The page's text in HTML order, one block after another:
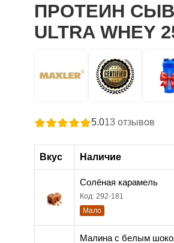
ПРОТЕИН
ULTRA WHEY
5.013отзывов
Вкус Наличие
Солёная карамель
Код: 292-181
Мало
Малина с белым